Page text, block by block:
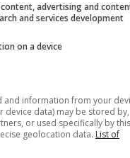
advertising and
and services development
on a device
and information from your
device data) may be stored by,
or used specifically by this
geolocation data. List of